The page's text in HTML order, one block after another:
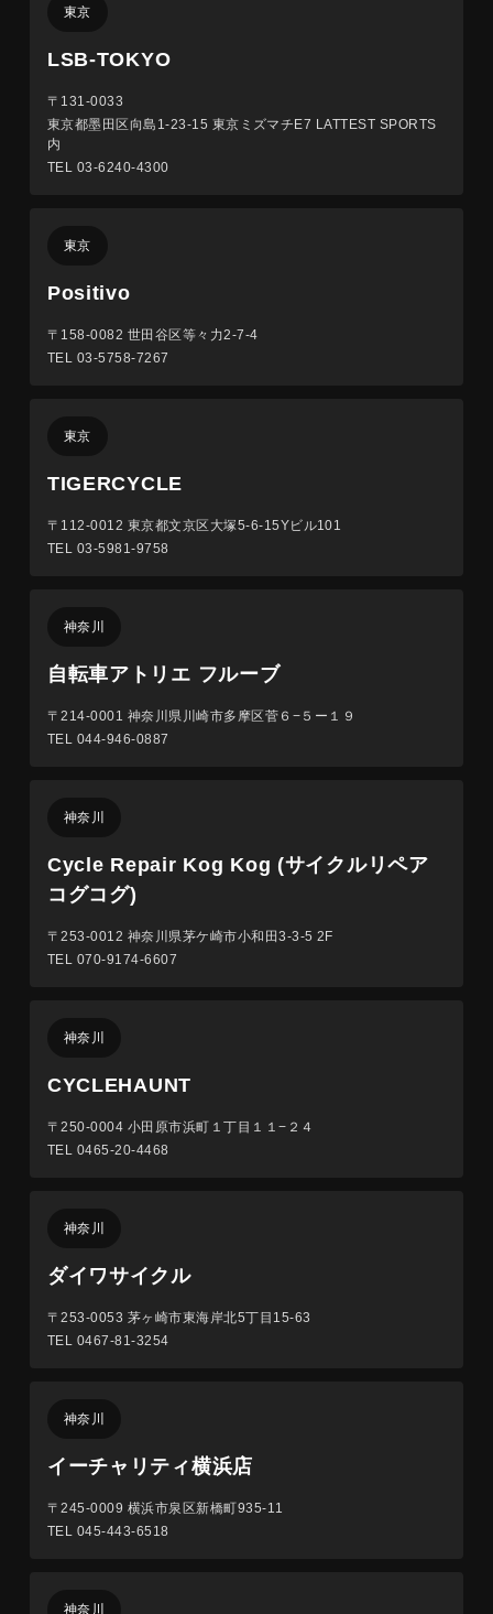
東京
LSB-TOKYO
〒131-0033
東京都墨田区向島1-23-15 東京ミズマチE7 LATTEST SPORTS
内
TEL 03-6240-4300
東京
Positivo
〒158-0082 世田谷区等々力2-7-4
TEL 03-5758-7267
東京
TIGERCYCLE
〒112-0012 東京都文京区大塚5-6-15Yビル101
TEL 03-5981-9758
神奈川
自転車アトリエ フルーブ
〒214-0001 神奈川県川崎市多摩区菅６−５ー１９
TEL 044-946-0887
神奈川
Cycle Repair Kog Kog (サイクルリペア
コグコグ)
〒253-0012 神奈川県茅ケ崎市小和田3-3-5 2F
TEL 070-9174-6607
神奈川
CYCLEHAUNT
〒250-0004 小田原市浜町１丁目１１−２４
TEL 0465-20-4468
神奈川
ダイワサイクル
〒253-0053 茅ヶ崎市東海岸北5丁目15-63
TEL 0467-81-3254
神奈川
イーチャリティ横浜店
〒245-0009 横浜市泉区新橋町935-11
TEL 045-443-6518
神奈川